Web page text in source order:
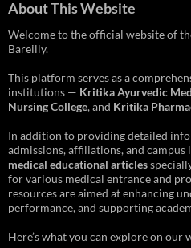
About This Website
Welcome to the official website of
Bareilly.
This platform serves as a
institutions — Kritika Ayurvedic
Nursing College, and Kritika
In addition to providing detailed
admissions, affiliations, and
medical educational articles
for various medical entrance and
resources are aimed at enhancing
performance, and supporting
Here’s what you can explore on our